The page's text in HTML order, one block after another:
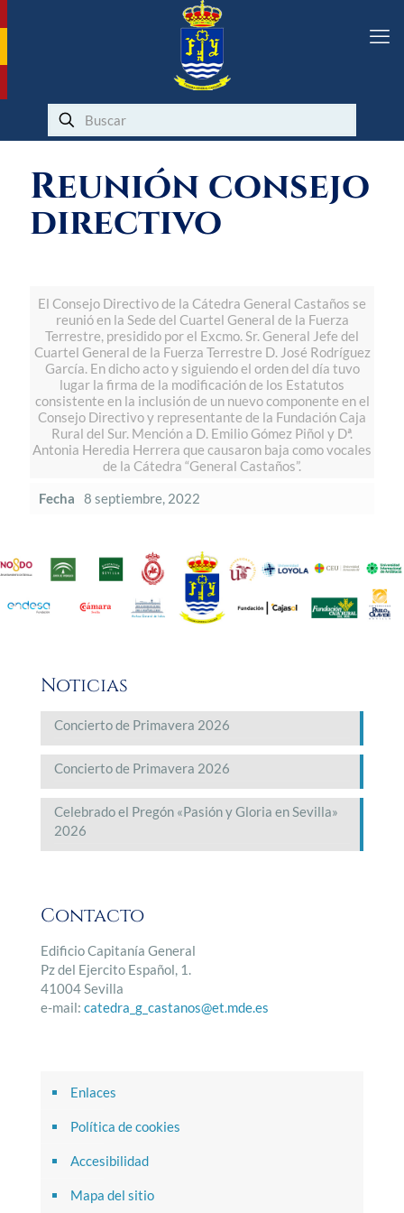
Reunión consejo
directivo
El Consejo Directivo de la Cátedra General Castaños se
reunió en la Sede del Cuartel General de la Fuerza
Terrestre, presidido por el Excmo. Sr. General Jefe del
Cuartel General de la Fuerza Terrestre D. José Rodríguez
García. En dicho acto y siguiendo el orden del día tuvo
lugar la firma de la modificación de los Estatutos
consistente en la inclusión de un nuevo componente en el
Consejo Directivo y representante de la Fundación Caja
Rural del Sur. Mención a D. Emilio Gómez Piñol y Dª.
Antonia Heredia Herrera que causaron baja como vocales
de la Cátedra “General Castaños”.
Fecha
8 septiembre, 2022
Noticias
Concierto de Primavera 2026
Concierto de Primavera 2026
Celebrado el Pregón «Pasión y Gloria en Sevilla»
2026
Contacto
Edificio Capitanía General
Pz del Ejercito Español, 1.
41004 Sevilla
e-mail: catedra_g_castanos@et.mde.es
Enlaces
Política de cookies
Accesibilidad
Mapa del sitio